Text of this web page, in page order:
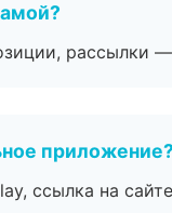
рассылки
приложение?
ссылка на